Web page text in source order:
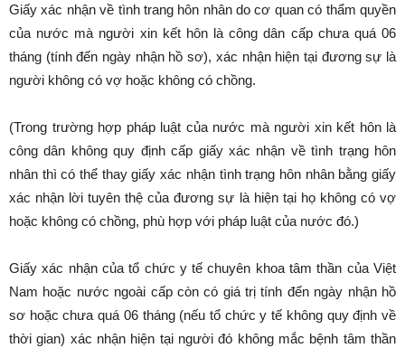
Giấy xác nhận về tình trang hôn nhân do cơ quan có thẩm quyền
của nước mà người xin kết hôn là công dân cấp chưa quá 06
tháng (tính đến ngày nhận hồ sơ), xác nhận hiện tại đương sự là
người không có vợ hoặc không có chồng.
(Trong trường hợp pháp luật của nước mà người xin kết hôn là
công dân không quy định cấp giấy xác nhận về tình trạng hôn
nhân thì có thể thay giấy xác nhận tình trạng hôn nhân bằng giấy
xác nhận lời tuyên thệ của đương sự là hiện tại họ không có vợ
hoặc không có chồng, phù hợp với pháp luật của nước đó.)
Giấy xác nhận của tổ chức y tế chuyên khoa tâm thần của Việt
Nam hoặc nước ngoài cấp còn có giá trị tính đến ngày nhận hồ
sơ hoặc chưa quá 06 tháng (nếu tổ chức y tế không quy định về
thời gian) xác nhận hiện tại người đó không mắc bệnh tâm thần